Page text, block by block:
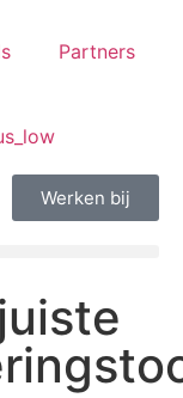
Partners
Werken bij